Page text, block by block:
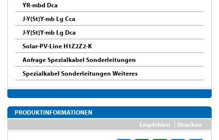
YR-mbd Dca
J-Y(St)Y-mb Lg Cca
J-Y(St)Y-mb Lg Dca
Solar-PV-Line H1Z2Z2-K
Anfrage Spezialkabel Sonderleitungen
Spezialkabel Sonderleitungen Weiteres
PRODUKTINFORMATIONEN
Empfehlen
Drucken